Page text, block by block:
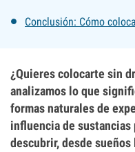
Conclusión: Cómo
¿Quieres colocarte sin
analizamos lo que
formas naturales de
influencia de sustancias
descubrir, desde